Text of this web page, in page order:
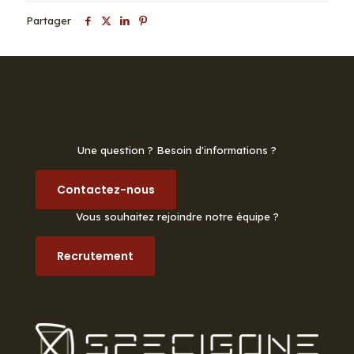
Partager
Une question ? Besoin d'informations ?
Contactez-nous
Vous souhaitez rejoindre notre équipe ?
Recrutement